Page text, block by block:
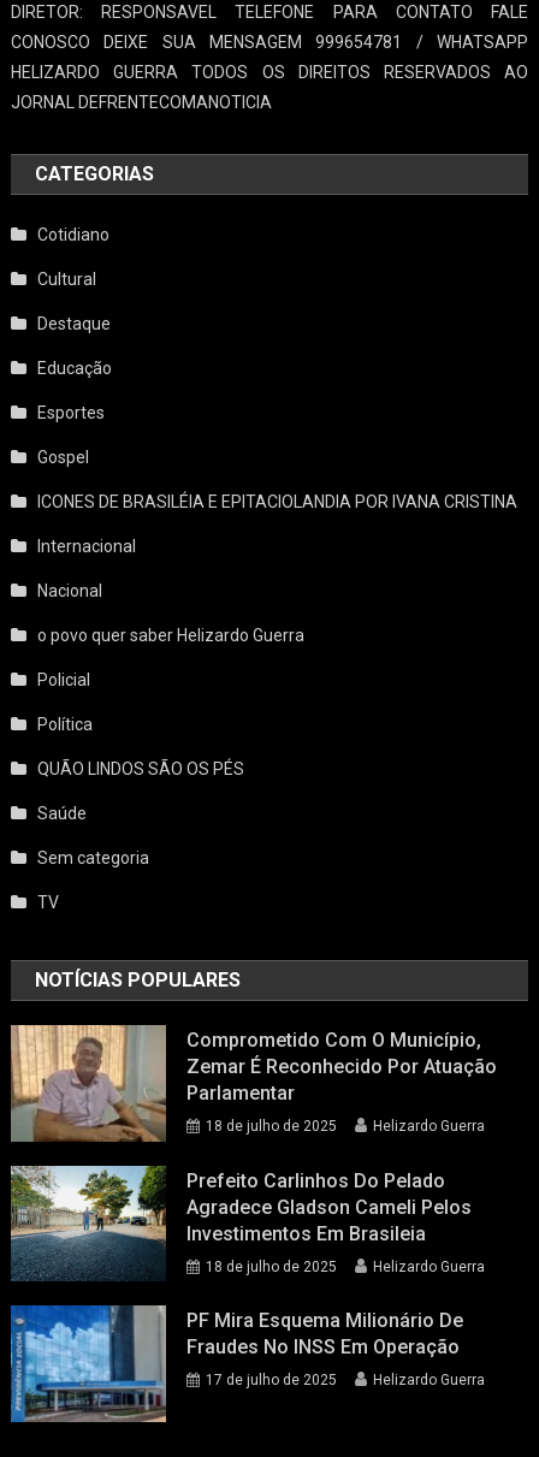
DIRETOR: RESPONSAVEL TELEFONE PARA CONTATO FALE
CONOSCO DEIXE SUA MENSAGEM 999654781 / WHATSAPP
HELIZARDO GUERRA TODOS OS DIREITOS RESERVADOS AO
JORNAL DEFRENTECOMANOTICIA
CATEGORIAS
Cotidiano
Cultural
Destaque
Educação
Esportes
Gospel
ICONES DE BRASILÉIA E EPITACIOLANDIA POR IVANA CRISTINA
Internacional
Nacional
o povo quer saber Helizardo Guerra
Policial
Política
QUÃO LINDOS SÃO OS PÉS
Saúde
Sem categoria
TV
NOTÍCIAS POPULARES
Comprometido Com O Município,
Zemar É Reconhecido Por Atuação
Parlamentar
18 de julho de 2025 Helizardo Guerra
Prefeito Carlinhos Do Pelado
Agradece Gladson Cameli Pelos
Investimentos Em Brasileia
18 de julho de 2025 Helizardo Guerra
PF Mira Esquema Milionário De
Fraudes No INSS Em Operação
17 de julho de 2025 Helizardo Guerra